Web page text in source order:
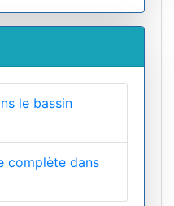
le bassin
complète dans